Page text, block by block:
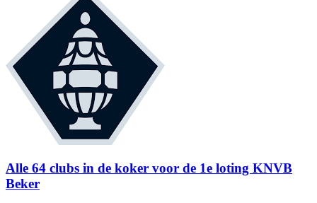
Alle 64 clubs in de koker voor de 1e loting KNVB
Beker